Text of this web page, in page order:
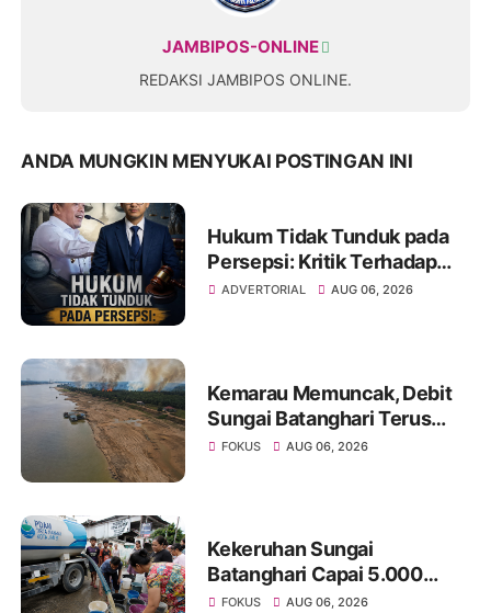
JAMBIPOS-ONLINE
REDAKSI JAMBIPOS ONLINE.
ANDA MUNGKIN MENYUKAI POSTINGAN INI
Hukum Tidak Tunduk pada
Persepsi: Kritik Terhadap
Monopoli Kebenaran oleh
ADVERTORIAL AUG 06, 2026
Kemarau Memuncak, Debit
Sungai Batanghari Terus
Menyusut, Jambi Hadapi
FOKUS AUG 06, 2026
Kekeruhan Sungai
Batanghari Capai 5.000
NTU, Distribusi Air PDAM
FOKUS AUG 06, 2026